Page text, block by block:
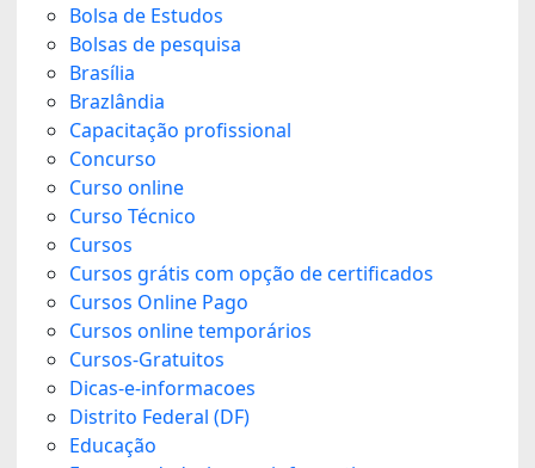
Bolsa de Estudos
Bolsas de pesquisa
Brasília
Brazlândia
Capacitação profissional
Concurso
Curso online
Curso Técnico
Cursos
Cursos grátis com opção de certificados
Cursos Online Pago
Cursos online temporários
Cursos-Gratuitos
Dicas-e-informacoes
Distrito Federal (DF)
Educação